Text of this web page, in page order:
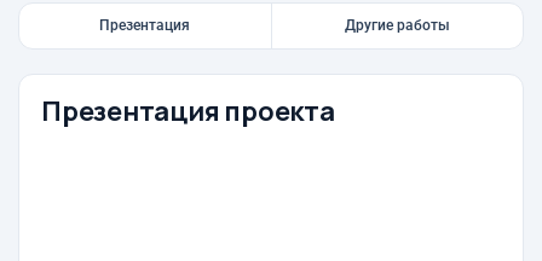
Презентация Другие работы
Презентация проекта